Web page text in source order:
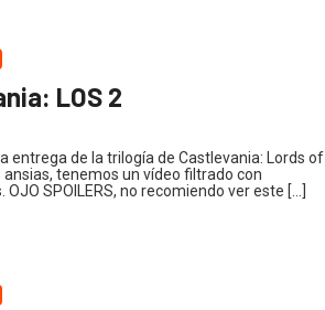
LOS 2
entrega de la trilogía de Castlevania: Lords of
tenemos un vídeo filtrado con
SPOILERS, no recomiendo ver este […]